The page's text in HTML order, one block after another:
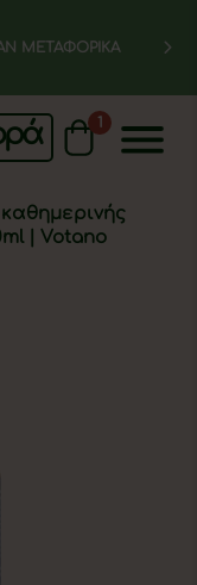
ΜΕΤΑΦΟΡΙΚΑ
1
| Votano